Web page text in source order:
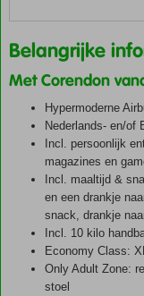
Belangrijke
Met Corendon
Hypermoderne
Nederlands- en/of
Incl. persoonlijk
magazines en
Incl. maaltijd &
en een drankje
snack, drankje
Incl. 10 kilo
Economy Class:
Only Adult Zone:
stoel